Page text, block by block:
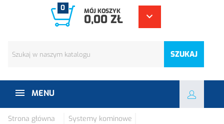
SZUKAJ
0 MÓJ KOSZYK
0,00 ZŁ
MENU
Strona główna
Systemy kominowe